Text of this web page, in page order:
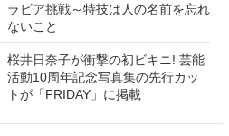
ラビア挑戦～特技は人の名前を忘れ
ないこと
桜井日奈子が衝撃の初ビキニ! 芸能
活動10周年記念写真集の先行カッ
トが「FRIDAY」に掲載